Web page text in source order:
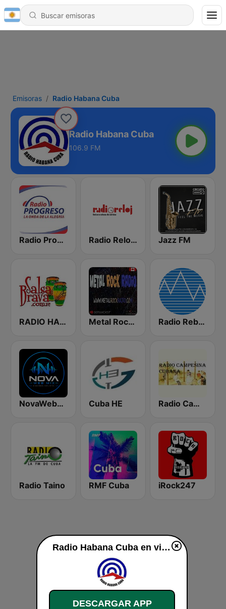
Emisoras Radio Habana Cuba
Radio Habana Cuba
106.9 FM
Radio Progreso 90.3 FM Radio Reloj 950 AM Jazz FM
RADIO HABANA SON CUBA Metal Rock Radio Radio Rebelde FM
NovaWebMix Cuba HE Radio Campesina Cubana
Radio Taino RMF Cuba iRock247
Radio Habana Cuba en vivo
DESCARGAR APP